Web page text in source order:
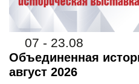
07 - 23.08
Объединенная
август 2026